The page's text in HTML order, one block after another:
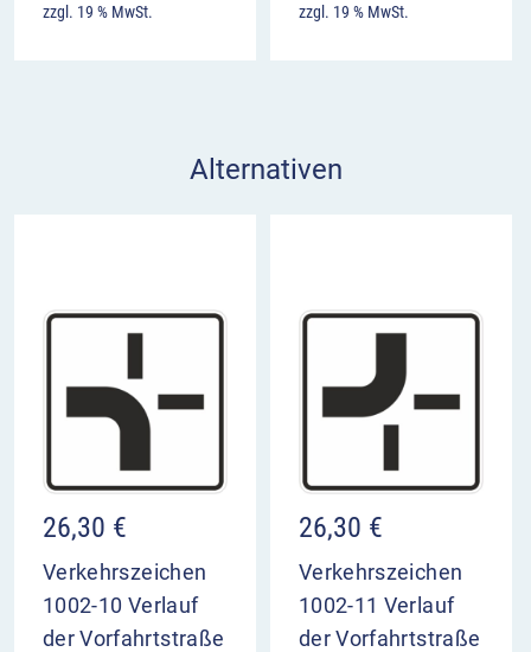
zzgl. 19 % MwSt.
zzgl. 19 % MwSt.
Alternativen
26,30 €
Verkehrszeichen
1002-10 Verlauf
der Vorfahrtstraße
26,30 €
Verkehrszeichen
1002-11 Verlauf
der Vorfahrtstraße